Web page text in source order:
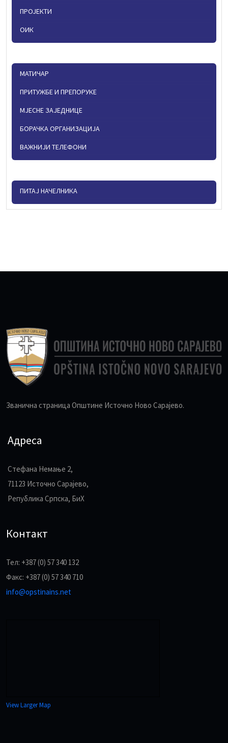
ПРОЈЕКТИ
ОИК
МАТИЧАР
ПРИТУЖБЕ И ПРЕПОРУКЕ
МЈЕСНЕ ЗАЈЕДНИЦЕ
БОРАЧКА ОРГАНИЗАЦИЈА
ВАЖНИЈИ ТЕЛЕФОНИ
ПИТАЈ НАЧЕЛНИКА
Званична страница Општине Источно Ново Сарајево.
Адреса
Стефана Немање 2,
71123 Источно Сарајево,
Република Српска, БиХ
Контакт
Тел: +387 (0) 57 340 132
Факс: +387 (0) 57 340 710
info@opstinains.net
View Larger Map